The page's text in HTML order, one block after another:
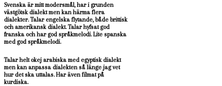
Svenska är mitt modersmål, har i grunden
västgötsk dialekt men kan härma flera
dialekter. Talar engelska flytande, både brittisk
och amerikansk dialekt. Talar hyfsat god
franska och har god språkmelodi. Lite spanska
med god språkmelodi.
Talar helt okej arabiska med egyptisk dialekt
men kan anpassa dialekten så länge jag vet
hur det ska uttalas. Har även filmat på
kurdiska.